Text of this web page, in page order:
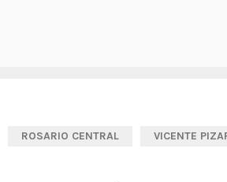
ROSARIO CENTRAL VICENTE